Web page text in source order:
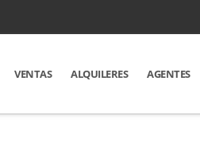
VENTAS ALQUILERES AGENTES